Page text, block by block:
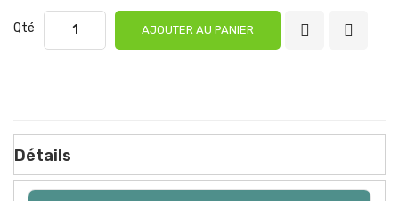
Qté AJOUTER AU PANIER
Détails